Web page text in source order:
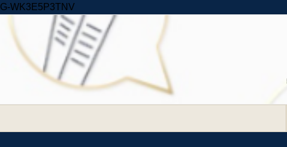
G-WK3E5P3TNVSkip to content